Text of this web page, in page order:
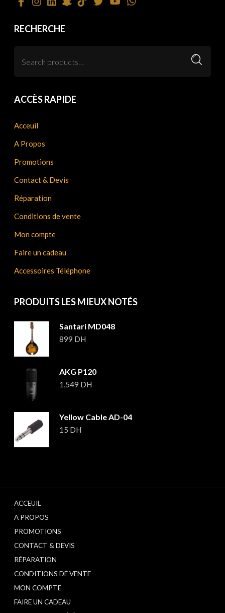
RECHERCHE
ACCÈS RAPIDE
Acceuil
A Propos
Promotions
Contact & Devis
Réparation
Conditions de vente
Mon compte
Faire un cadeau
Accessoires Téléphone
PRODUITS LES MIEUX NOTÉS
Santari MD048
899 DH
AKG P120
1,549 DH
Yellow Cable AD-04
15 DH
ACCEUIL
A PROPOS
PROMOTIONS
CONTACT & DEVIS
RÉPARATION
CONDITIONS DE VENTE
MON COMPTE
FAIRE UN CADEAU